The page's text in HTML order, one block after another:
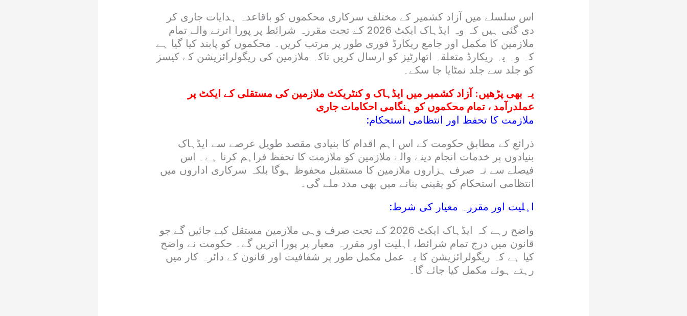
اس سلسلے میں آزاد کشمیر کے مختلف سرکاری محکموں کو باقاعدہ ہدایات جاری کر
دی گئی ہیں کہ وہ ایڈہاک ایکٹ 2026 کے تحت مقررہ شرائط پر پورا اترنے والے تمام
ملازمین کا مکمل اور جامع ریکارڈ فوری طور پر مرتب کریں۔ محکموں کو پابند کیا گیا ہے
کہ وہ یہ ریکارڈ متعلقہ اتھارٹیز کو ارسال کریں تاکہ ملازمین کی ریگولرائزیشن کے کیسز
کو جلد سے جلد نمٹایا جا سکے۔
یہ بھی پڑھیں: آزاد کشمیر میں ایڈہاک و کنٹریکٹ ملازمین کی مستقلی کے ایکٹ پر
عملدرآمد ، تمام محکموں کو ہنگامی احکامات جاری
ملازمت کا تحفظ اور انتظامی استحکام:
ذرائع کے مطابق حکومت کے اس اہم اقدام کا بنیادی مقصد طویل عرصے سے ایڈہاک
بنیادوں پر خدمات انجام دینے والے ملازمین کو ملازمت کا تحفظ فراہم کرنا ہے۔ اس
فیصلے سے نہ صرف ہزاروں ملازمین کا مستقبل محفوظ ہوگا بلکہ سرکاری اداروں میں
انتظامی استحکام کو یقینی بنانے میں بھی مدد ملے گی۔
اہلیت اور مقررہ معیار کی شرط:
واضح رہے کہ ایڈہاک ایکٹ 2026 کے تحت صرف وہی ملازمین مستقل کیے جائیں گے جو
قانون میں درج تمام شرائط، اہلیت اور مقررہ معیار پر پورا اتریں گے۔ حکومت نے واضح
کیا ہے کہ ریگولرائزیشن کا یہ عمل مکمل طور پر شفافیت اور قانون کے دائرہ کار میں
رہتے ہوئے مکمل کیا جائے گا۔